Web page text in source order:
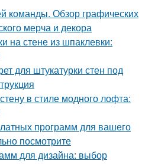
команды. Обзор графических
мерча и декора
на стене из шпаклевки:
для штукатурки стен под
в стиле модного лофта:
программ для вашего
посмотрите
для дизайна: выбор